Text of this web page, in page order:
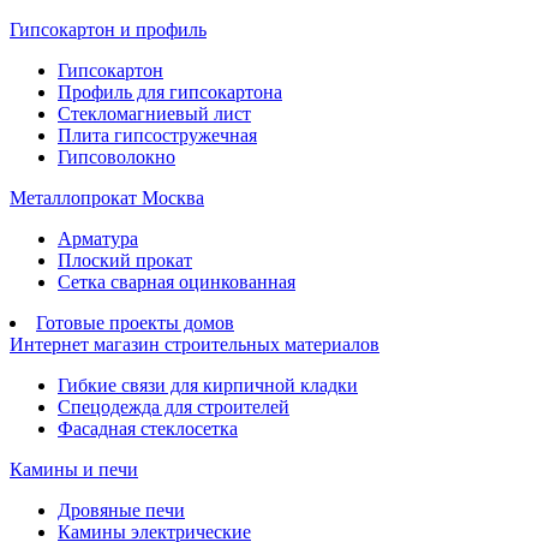
Гипсокартон и профиль
Гипсокартон
Профиль для гипсокартона
Стекломагниевый лист
Плита гипсостружечная
Гипсоволокно
Металлопрокат Москва
Арматура
Плоский прокат
Сетка сварная оцинкованная
Готовые проекты домов
Интернет магазин строительных материалов
Гибкие связи для кирпичной кладки
Спецодежда для строителей
Фасадная стеклосетка
Камины и печи
Дровяные печи
Камины электрические